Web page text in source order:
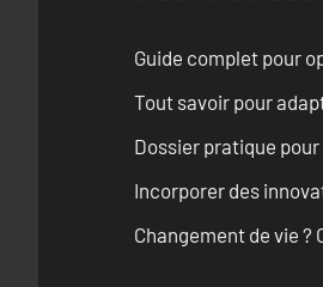
Guide complet pour
Tout savoir pour
Dossier pratique
Incorporer des
Changement de vie ?